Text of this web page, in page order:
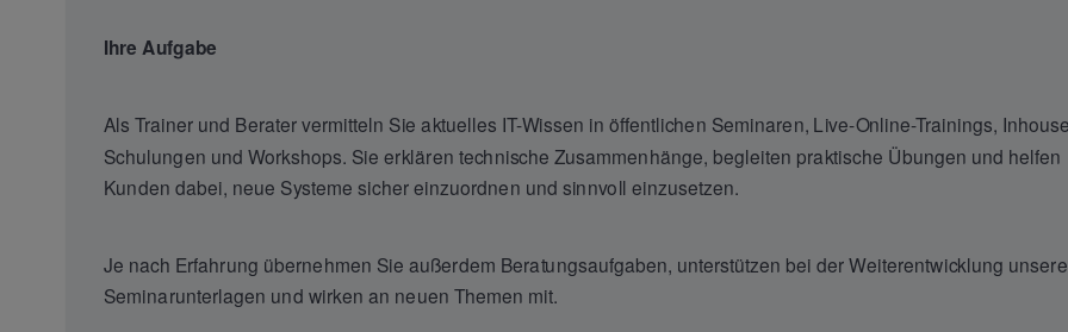
Ihre Aufgabe
Als Trainer und Berater vermitteln Sie aktuelles IT-Wissen in öffentlichen Seminaren, Live-Online-Trainings,
Schulungen und Workshops. Sie erklären technische Zusammenhänge, begleiten praktische Übungen und helfen
Kunden dabei, neue Systeme sicher einzuordnen und sinnvoll einzusetzen.
Je nach Erfahrung übernehmen Sie außerdem Beratungsaufgaben, unterstützen bei der Weiterentwicklung
Seminarunterlagen und wirken an neuen Themen mit.